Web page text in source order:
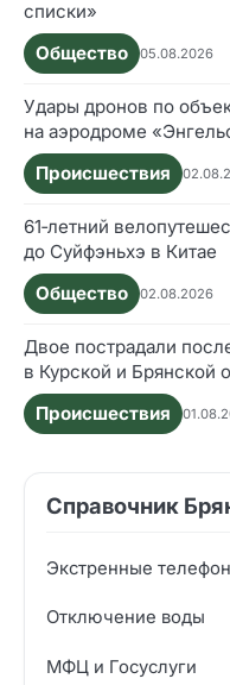
списки»
Общество
05.08.2026
Удары дронов по
на аэродроме
Происшествия
61‑летний
до Суйфэньхэ в Китае
Общество
02.08.2026
Двое пострадали
в Курской и Брянской
Происшествия
Справочник
Экстренные
Отключение воды
МФЦ и Госуслуги